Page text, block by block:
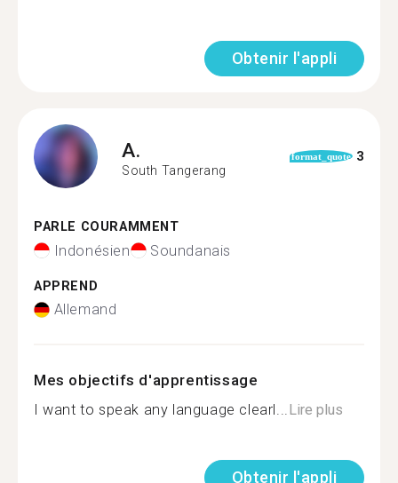
Obtenir l'appli
A.
South Tangerang
format_quote 3
PARLE COURAMMENT
Indonésien Soundanais
APPREND
Allemand
Mes objectifs d'apprentissage
I want to speak any language clearl...Lire plus
Obtenir l'appli